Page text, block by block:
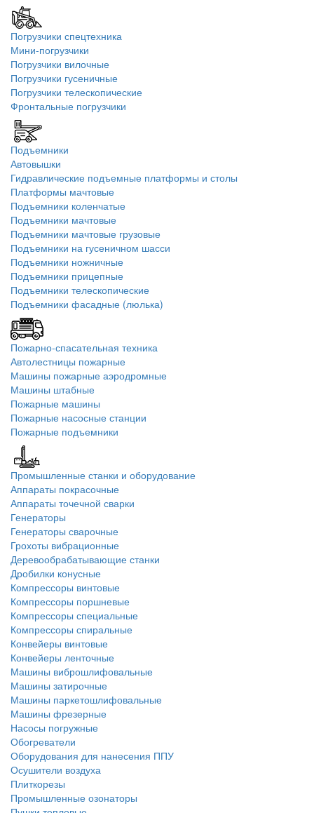
Погрузчики спецтехника
Мини-погрузчики
Погрузчики вилочные
Погрузчики гусеничные
Погрузчики телескопические
Фронтальные погрузчики
Подъемники
Автовышки
Гидравлические подъемные платформы и столы
Платформы мачтовые
Подъемники коленчатые
Подъемники мачтовые
Подъемники мачтовые грузовые
Подъемники на гусеничном шасси
Подъемники ножничные
Подъемники прицепные
Подъемники телескопические
Подъемники фасадные (люлька)
Пожарно-спасательная техника
Автолестницы пожарные
Машины пожарные аэродромные
Машины штабные
Пожарные машины
Пожарные насосные станции
Пожарные подъемники
Промышленные станки и оборудование
Аппараты покрасочные
Аппараты точечной сварки
Генераторы
Генераторы сварочные
Грохоты вибрационные
Деревообрабатывающие станки
Дробилки конусные
Компрессоры винтовые
Компрессоры поршневые
Компрессоры специальные
Компрессоры спиральные
Конвейеры винтовые
Конвейеры ленточные
Машины виброшлифовальные
Машины затирочные
Машины паркетошлифовальные
Машины фрезерные
Насосы погружные
Обогреватели
Оборудования для нанесения ППУ
Осушители воздуха
Плиткорезы
Промышленные озонаторы